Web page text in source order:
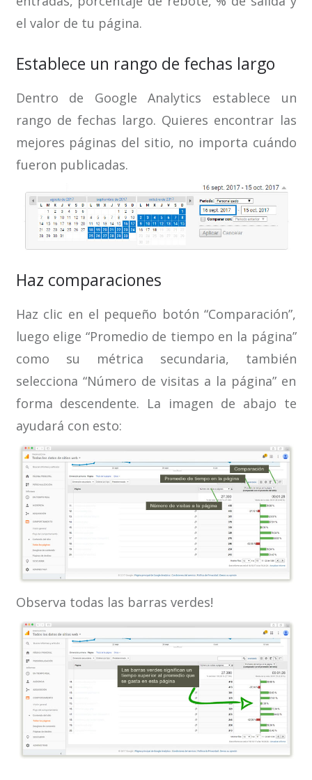
el valor de tu página.
Establece un rango de fechas largo
Dentro de Google Analytics establece un
rango de fechas largo. Quieres encontrar las
mejores páginas del sitio, no importa cuándo
fueron publicadas.
Haz comparaciones
Haz clic en el pequeño botón “Comparación”,
luego elige “Promedio de tiempo en la página”
como su métrica secundaria, también
selecciona “Número de visitas a la página” en
forma descendente. La imagen de abajo te
ayudará con esto:
Observa todas las barras verdes!